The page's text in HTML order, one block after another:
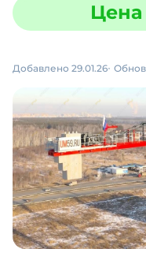
Цена
Добавлено 29.01.26